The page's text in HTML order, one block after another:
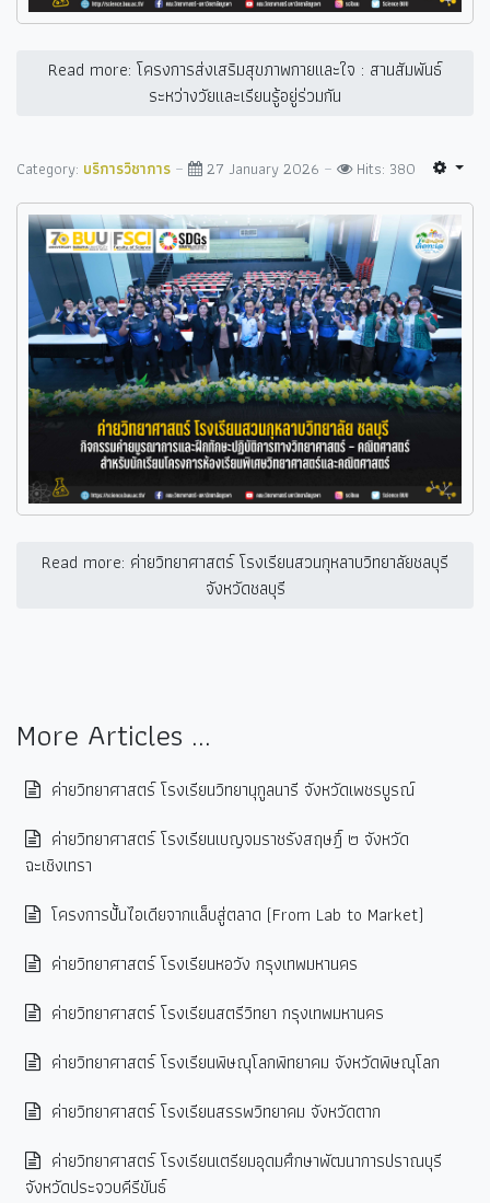
Read more: โครงการส่งเสริมสุขภาพกายและใจ : สานสัมพันธ์
ระหว่างวัยและเรียนรู้อยู่ร่วมกัน
Category: บริการวิชาการ 27 January 2026 Hits: 380
Read more: ค่ายวิทยาศาสตร์ โรงเรียนสวนกุหลาบวิทยาลัยชลบุรี
จังหวัดชลบุรี
More Articles ...
ค่ายวิทยาศาสตร์ โรงเรียนวิทยานุกูลนารี จังหวัดเพชรบูรณ์
ค่ายวิทยาศาสตร์ โรงเรียนเบญจมราชรังสฤษฎิ์ ๒ จังหวัด
ฉะเชิงเทรา
โครงการปั้นไอเดียจากแล็บสู่ตลาด (From Lab to Market)
ค่ายวิทยาศาสตร์ โรงเรียนหอวัง กรุงเทพมหานคร
ค่ายวิทยาศาสตร์ โรงเรียนสตรีวิทยา กรุงเทพมหานคร
ค่ายวิทยาศาสตร์ โรงเรียนพิษณุโลกพิทยาคม จังหวัดพิษณุโลก
ค่ายวิทยาศาสตร์ โรงเรียนสรรพวิทยาคม จังหวัดตาก
ค่ายวิทยาศาสตร์ โรงเรียนเตรียมอุดมศึกษาพัฒนาการปราณบุรี
จังหวัดประจวบคีรีขันธ์